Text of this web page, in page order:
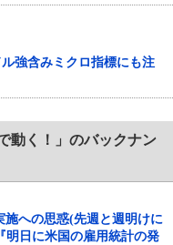
強含みミクロ指標にも注
動く！」のバックナン
への思惑(先週と週明けに
明日に米国の雇用統計の発